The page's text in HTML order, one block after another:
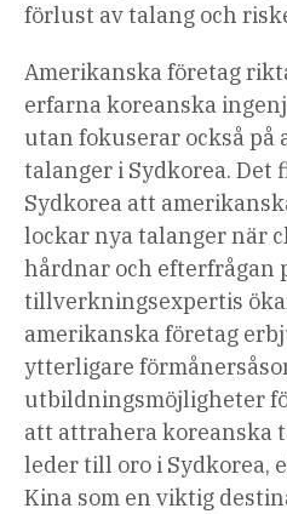
förlust av talang och
Amerikanska företag
erfarna koreanska
utan fokuserar också på
talanger i Sydkorea. Det
Sydkorea att
lockar nya talanger när
hårdnar och efterfrågan
tillverkningsexpertis
amerikanska företag
ytterligare förmåner
utbildningsmöjligheter
att attrahera koreanska
leder till oro i Sydkorea,
Kina som en viktig